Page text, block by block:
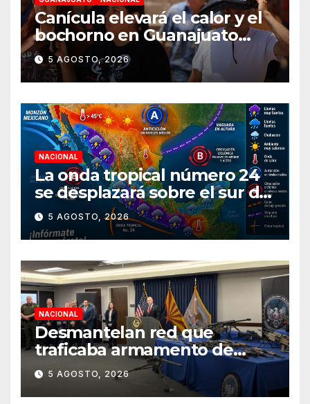
Canícula elevará el calor y el
bochorno en Guanajuato
durante agosto
5 AGOSTO, 2026
NACIONAL
La onda tropical número 24
se desplazará sobre el sur del
territorio nacional
5 AGOSTO, 2026
NACIONAL
Desmantelan red que
traficaba armamento de
Arizona a México
5 AGOSTO, 2026